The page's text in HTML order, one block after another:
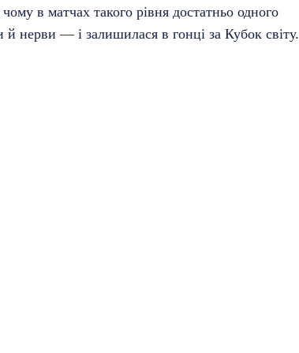
в матчах такого рівня достатньо одного
нерви — і залишилася в гонці за Кубок світу.